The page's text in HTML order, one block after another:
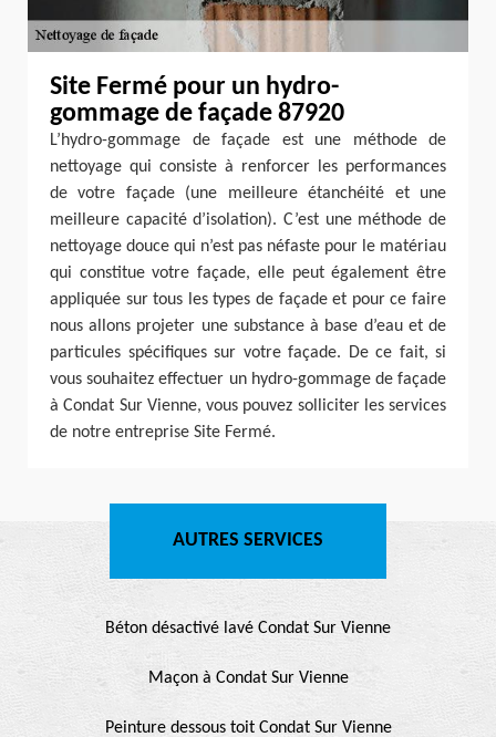
Site Fermé pour un hydro-
gommage de façade 87920
L’hydro-gommage de façade est une méthode de
nettoyage qui consiste à renforcer les performances
de votre façade (une meilleure étanchéité et une
meilleure capacité d’isolation). C’est une méthode de
nettoyage douce qui n’est pas néfaste pour le matériau
qui constitue votre façade, elle peut également être
appliquée sur tous les types de façade et pour ce faire
nous allons projeter une substance à base d’eau et de
particules spécifiques sur votre façade. De ce fait, si
vous souhaitez effectuer un hydro-gommage de façade
à Condat Sur Vienne, vous pouvez solliciter les services
de notre entreprise Site Fermé.
AUTRES SERVICES
Béton désactivé lavé Condat Sur Vienne
Maçon à Condat Sur Vienne
Peinture dessous toit Condat Sur Vienne